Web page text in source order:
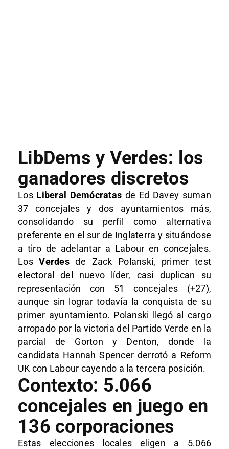
LibDems y Verdes: los
ganadores discretos
Los Liberal Demócratas de Ed Davey suman
37 concejales y dos ayuntamientos más,
consolidando su perfil como alternativa
preferente en el sur de Inglaterra y situándose
a tiro de adelantar a Labour en concejales.
LosVerdesde Zack Polanski, primer test
electoral del nuevo líder, casi duplican su
representación con 51 concejales (+27),
aunque sin lograr todavía la conquista de su
primer ayuntamiento. Polanski llegó al cargo
arropado por la victoria del Partido Verde en la
parcial de Gorton y Denton, donde la
candidata Hannah Spencer derrotó a Reform
UK con Labour cayendo a la tercera posición.
Contexto: 5.066
concejales en juego en
136 corporaciones
Estas elecciones locales eligen a 5.066